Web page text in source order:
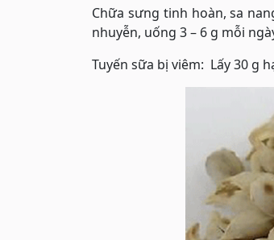
Chữa sưng tinh hoàn, sa
nhuyễn, uống 3 – 6 g mỗi
Tuyến sữa bị viêm: Lấy 30 g